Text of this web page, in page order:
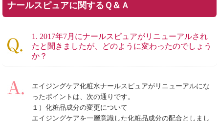
ナールスピュアに関するＱ＆Ａ
1. 2017年7月にナールスピュアがリニューアルされ
たと聞きましたが、どのように変わったのでしょう
か？
エイジングケア化粧水ナールスピュアがリニューアルにな
ったポイントは、次の通りです。
１）化粧品成分の変更について
エイジングケアを一層意識した化粧品成分の配合としまし